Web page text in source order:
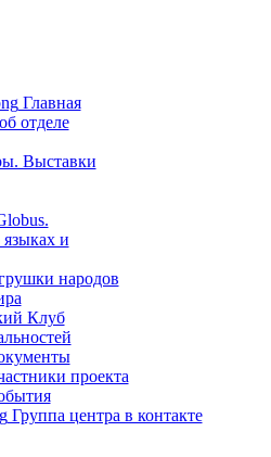
Главная
отделе
Выставки
и
народов
Клуб
проекта
Группа центра в контакте